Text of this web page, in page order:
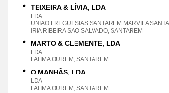
TEIXEIRA & LÍVIA, LDA
LDA
UNIAO FREGUESIAS SANTAREM MARVILA SANTA
IRIA RIBEIRA SAO SALVADO, SANTAREM
MARTO & CLEMENTE, LDA
LDA
FATIMA OUREM, SANTAREM
O MANHÃS, LDA
LDA
FATIMA OUREM, SANTAREM